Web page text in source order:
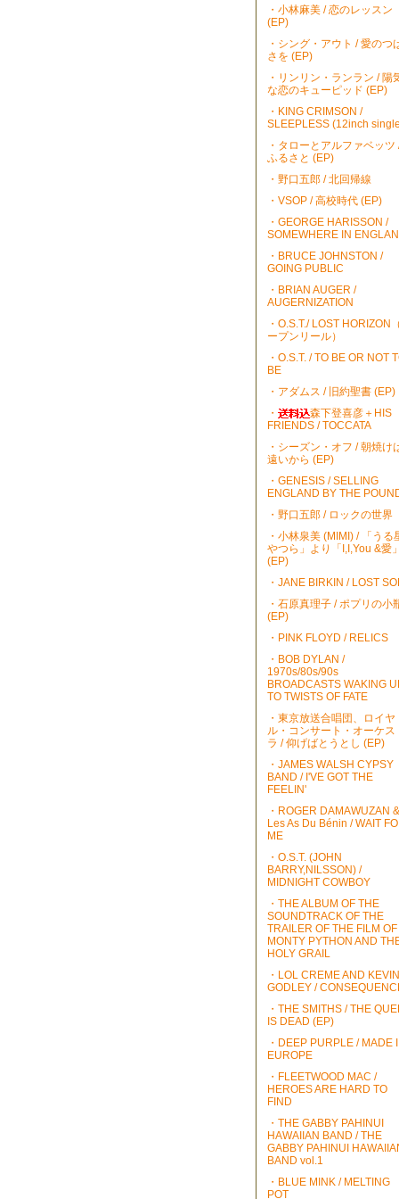
・小林麻美 / 恋のレッスン
(EP)
・シング・アウト / 愛のつ
さを (EP)
・リンリン・ランラン / 陽
な恋のキューピッド (EP)
・KING CRIMSON /
SLEEPLESS (12inch
・タローとアルファベッツ
ふるさと (EP)
・野口五郎 / 北回帰線
・VSOP / 高校時代 (EP)
・GEORGE HARISSON /
SOMEWHERE IN
・BRUCE JOHNSTON /
GOING PUBLIC
・BRIAN AUGER /
AUGERNIZATION
・O.S.T./ LOST HORIZON
ープンリール）
・O.S.T. / TO BE OR NOT
BE
・アダムス / 旧約聖書 (EP)
・
森下登喜彦＋HIS
FRIENDS / TOCCATA
・シーズン・オフ / 朝焼け
遠いから (EP)
・GENESIS / SELLING
ENGLAND BY THE
・野口五郎 / ロックの世界
・小林泉美 (MIMI) / 「うる
やつら」より「I,I,You &愛」
(EP)
・JANE BIRKIN / LOST
・石原真理子 / ポプリの小
(EP)
・PINK FLOYD / RELICS
・BOB DYLAN /
1970s/80s/90s
BROADCASTS WAKING
TO TWISTS OF FATE
・東京放送合唱団、ロイヤ
ル・コンサート・オーケス
ラ / 仰げばとうとし (EP)
・JAMES WALSH CYPSY
BAND / I'VE GOT THE
FEELIN'
・ROGER DAMAWUZAN &
Les As Du Bénin / WAIT
ME
・O.S.T. (JOHN
BARRY,NILSSON) /
MIDNIGHT COWBOY
・THE ALBUM OF THE
SOUNDTRACK OF THE
TRAILER OF THE FILM OF
MONTY PYTHON AND
HOLY GRAIL
・LOL CREME AND KEVIN
GODLEY /
・THE SMITHS / THE
IS DEAD (EP)
・DEEP PURPLE / MADE
EUROPE
・FLEETWOOD MAC /
HEROES ARE HARD TO
FIND
・THE GABBY PAHINUI
HAWAIIAN BAND / THE
GABBY PAHINUI
BAND vol.1
・BLUE MINK / MELTING
POT